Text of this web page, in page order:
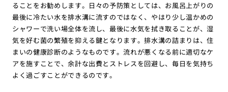
ることをお勧めします。日々の予防策としては、お風呂上がりの
最後に冷たい水を排水溝に流すのではなく、やはり少し温かめの
シャワーで洗い場全体を流し、最後に水気を拭き取ることが、湿
気を好む菌の繁殖を抑える鍵となります。排水溝の詰まりは、住
まいの健康診断のようなものです。流れが悪くなる前に適切なケ
アを施すことで、余計な出費とストレスを回避し、毎日を気持ち
よく過ごすことができるのです。